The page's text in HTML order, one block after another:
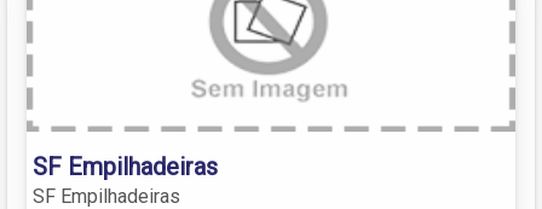
SF Empilhadeiras
SF Empilhadeiras